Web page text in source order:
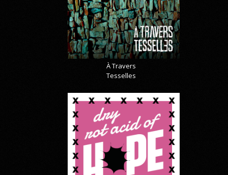
À Travers
Tesselles